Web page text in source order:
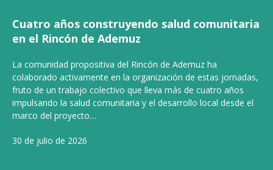
Cuatro años construyendo salud comunitaria
en el Rincón de Ademuz
La comunidad propositiva del Rincón de Ademuz ha
colaborado activamente en la organización de estas jornadas,
fruto de un trabajo colectivo que lleva más de cuatro años
impulsando la salud comunitaria y el desarrollo local desde el
marco del proyecto…
30 de julio de 2026